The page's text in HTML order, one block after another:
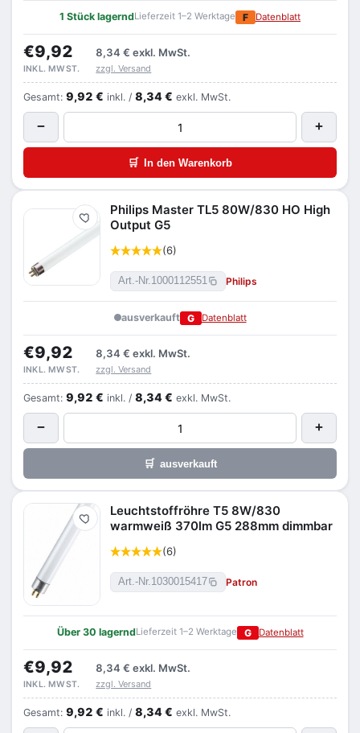
1 Stück lagerndLieferzeit 1–2 Werktage F Datenblatt
€9,92 8,34 € exkl. MwSt.
INKL. MWST. zzgl. Versand
Gesamt: 9,92 € inkl. / 8,34 € exkl. MwSt.
− +
🛒 In den Warenkorb
Merken
Philips Master TL5 80W/830 HO High
Output G5
(6)
Art.-Nr.1000112551 Philips
ausverkauft G Datenblatt
€9,92 8,34 € exkl. MwSt.
INKL. MWST. zzgl. Versand
Gesamt: 9,92 € inkl. / 8,34 € exkl. MwSt.
− +
🛒 ausverkauft
Merken
Leuchtstoffröhre T5 8W/830
warmweiß 370lm G5 288mm dimmbar
(6)
Art.-Nr.1030015417 Patron
Über 30 lagerndLieferzeit 1–2 Werktage G Datenblatt
€9,92 8,34 € exkl. MwSt.
INKL. MWST. zzgl. Versand
Gesamt: 9,92 € inkl. / 8,34 € exkl. MwSt.